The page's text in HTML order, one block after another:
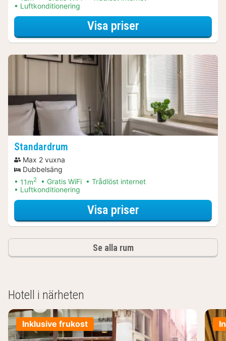
Luftkonditionering
Visa priserför Spapaket
Standardrum
Max 2 vuxna
Dubbelsäng
11m2 Gratis WiFi
Trådlöst internet
Luftkonditionering
Visa priserför Spapaket
Se alla rum
Hotell i närheten
Inklusive frukost